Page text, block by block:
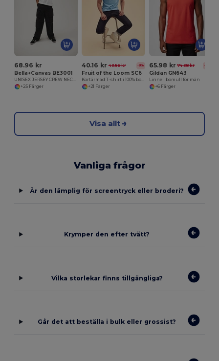
68.96 kr
Bella+Canvas BE3001
+25 Färger
40.16 kr 43.56 kr -8%
Fruit of the Loom SC6
+21 Färger
65.98 kr 74.38 kr -11%
Gildan GN643
Linne i bomull för män
+6 Färger
Visa allt
Vanliga frågor
Är den lämplig för screentryck eller broderi?
Krymper den efter tvätt?
Vilka storlekar finns tillgängliga?
Går det att beställa i bulk eller grossist?